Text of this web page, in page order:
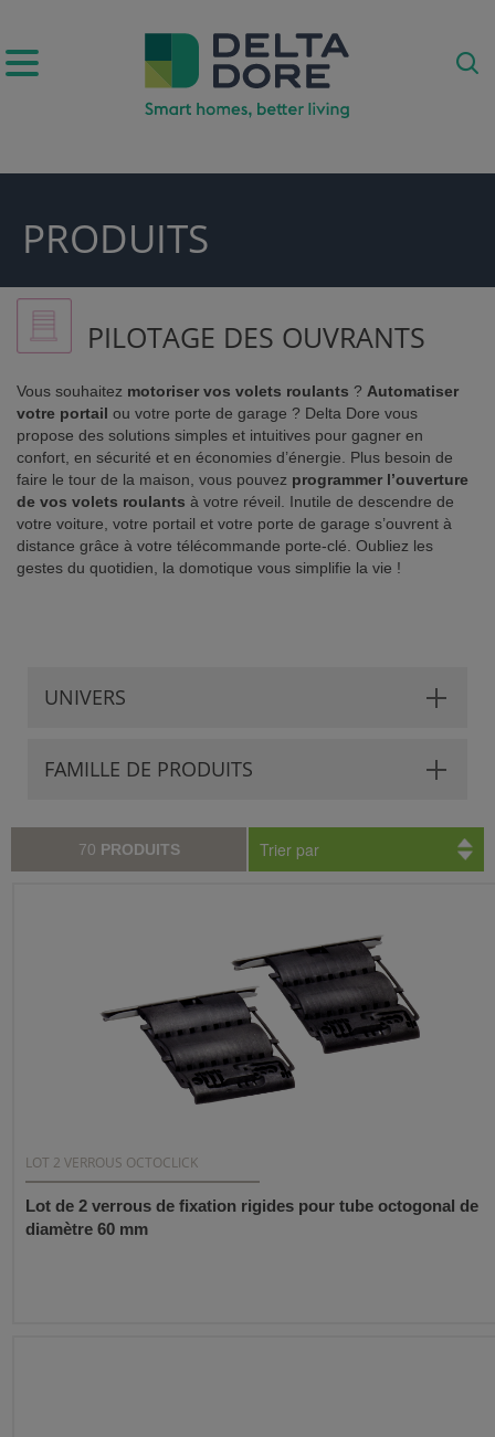
PRODUITS
PILOTAGE DES OUVRANTS
Vous souhaitez motoriser vos volets roulants ? Automatiser
votre portail ou votre porte de garage ? Delta Dore vous
propose des solutions simples et intuitives pour gagner en
confort, en sécurité et en économies d’énergie. Plus besoin de
faire le tour de la maison, vous pouvez programmer l’ouverture
de vos volets roulants à votre réveil. Inutile de descendre de
votre voiture, votre portail et votre porte de garage s’ouvrent à
distance grâce à votre télécommande porte-clé. Oubliez les
gestes du quotidien, la domotique vous simplifie la vie !
UNIVERS
FAMILLE DE PRODUITS
70 PRODUITS Trier par
LOT 2 VERROUS OCTOCLICK
Lot de 2 verrous de fixation rigides pour tube octogonal de
diamètre 60 mm